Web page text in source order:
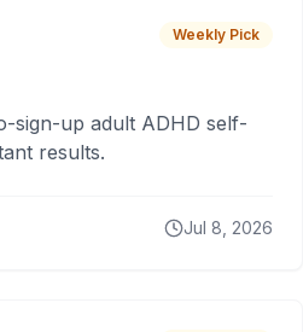
Weekly Pick
sign-up adult ADHD self-
results.
Jul 8, 2026